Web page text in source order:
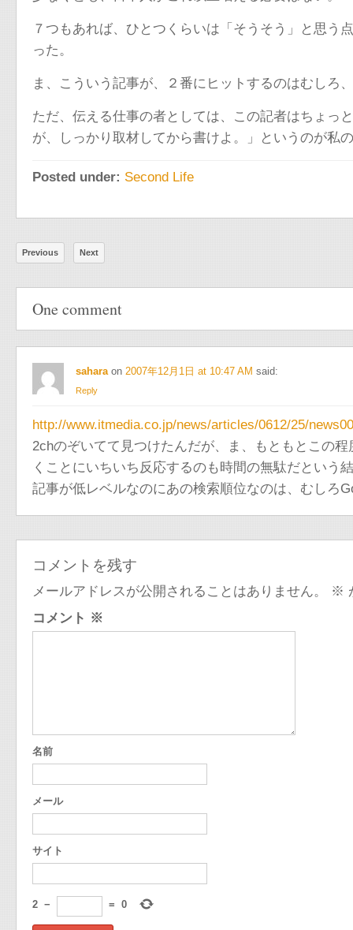
７つもあれば、ひとつくらいは「そうそう」と思う
った。
ま、こういう記事が、２番にヒットするのはむしろ
ただ、伝える仕事の者としては、この記者はちょっ
が、しっかり取材してから書けよ。」というのが私
Posted under: Second Life
Previous Next
One comment
saharaon 2007年12月1日 at 10:47 AM said:
Reply
http://www.itmedia.co.jp/news/articles/0612/25/
2chのぞいてて見つけたんだが、ま、もともとこの
くことにいちいち反応するのも時間の無駄だという
記事が低レベルなのにあの検索順位なのは、むしろ
コメントを残す
メールアドレスが公開されることはありません。 ※
コメント ※
名前
メール
サイト
2 − = 0